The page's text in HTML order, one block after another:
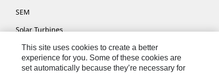
SEM
Solar Turbines
SPM Oil & Gas
Turner Powertrain Systems
This site uses cookies to create a better
experience for you. Some of these cookies are
set automatically because they’re necessary for